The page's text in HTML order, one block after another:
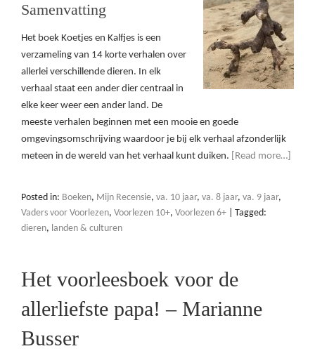
Samenvatting
Het boek Koetjes en Kalfjes is een
verzameling van 14 korte verhalen over
allerlei verschillende dieren. In elk
verhaal staat een ander dier centraal in
elke keer weer een ander land. De
meeste verhalen beginnen met een mooie en goede
omgevingsomschrijving waardoor je bij elk verhaal afzonderlijk
meteen in de wereld van het verhaal kunt duiken.
[Read more…]
Posted in: Boeken, Mijn Recensie, va. 10 jaar, va. 8 jaar, va. 9 jaar,
Vaders voor Voorlezen, Voorlezen 10+, Voorlezen 6+
Tagged:
dieren, landen & culturen
Het voorleesboek voor de
allerliefste papa! – Marianne
Busser